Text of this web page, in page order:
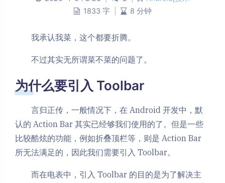
1833 字
8 分钟
我承认我菜，这个都要折腾。
不过其实无所谓菜不菜的问题了。
为什么要引入 Toolbar
言归正传，一般情况下，在 Android 开发中，默
认的 Action Bar 其实已经够我们使用的了。但是一些
比较酷炫的功能，例如折叠顶栏等，则是 Action Bar
所无法满足的，因此我们需要引入 Toolbar。
而在电表中，引入 Toolbar 的目的是为了解决主